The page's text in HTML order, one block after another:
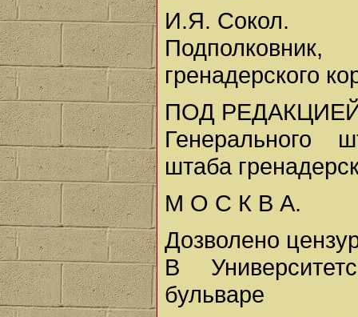
И.Я. Сокол.
гренадерского
ПОД
Генерального
штаба
М О С К В А.
Дозволено
В
бульваре